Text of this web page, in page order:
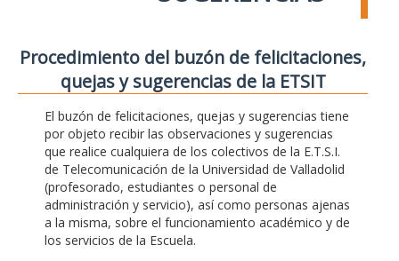
Procedimiento del buzón de felicitaciones,
quejas y sugerencias de la ETSIT
El buzón de felicitaciones, quejas y sugerencias tiene
por objeto recibir las observaciones y sugerencias
que realice cualquiera de los colectivos de la E.T.S.I.
de Telecomunicación de la Universidad de Valladolid
(profesorado, estudiantes o personal de
administración y servicio), así como personas ajenas
a la misma, sobre el funcionamiento académico y de
los servicios de la Escuela.